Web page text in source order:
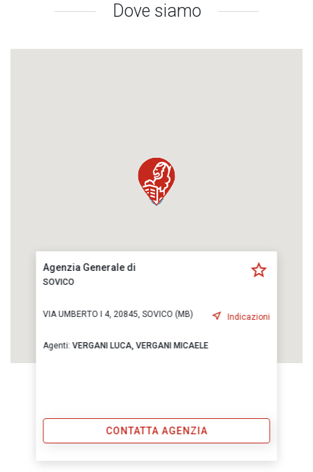
Dove siamo
Agenzia Generale di
SOVICO
VIA UMBERTO I 4, 20845, SOVICO (MB) Indicazioni
Agenti:VERGANI LUCA,VERGANI MICAELE
CONTATTA AGENZIA